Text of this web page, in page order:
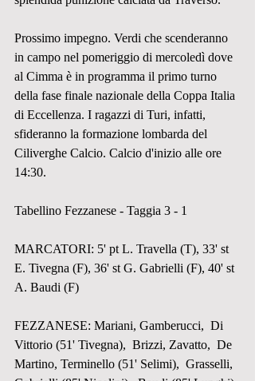
Prossimo impegno. Verdi che scenderanno
in campo nel pomeriggio di mercoledì dove
al Cimma è in programma il primo turno
della fase finale nazionale della Coppa Italia
di Eccellenza. I ragazzi di Turi, infatti,
sfideranno la formazione lombarda del
Ciliverghe Calcio. Calcio d'inizio alle ore
14:30.
Tabellino Fezzanese - Taggia 3 - 1
MARCATORI: 5' pt L. Travella (T), 33' st
E. Tivegna (F), 36' st G. Gabrielli (F), 40' st
A. Baudi (F)
FEZZANESE: Mariani, Gamberucci,  Di
Vittorio (51' Tivegna),  Brizzi, Zavatto,  De
Martino, Terminello (51' Selimi),  Grasselli,